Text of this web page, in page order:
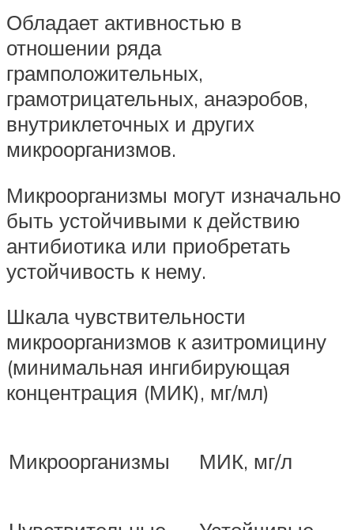
Обладает активностью в
отношении ряда
грамположительных,
грамотрицательных, анаэробов,
внутриклеточных и других
микроорганизмов.
Микроорганизмы могут изначально
быть устойчивыми к действию
антибиотика или приобретать
устойчивость к нему.
Шкала чувствительности
микроорганизмов к азитромицину
(минимальная ингибирующая
концентрация (МИК), мг/мл)
Микроорганизмы МИК, мг/л